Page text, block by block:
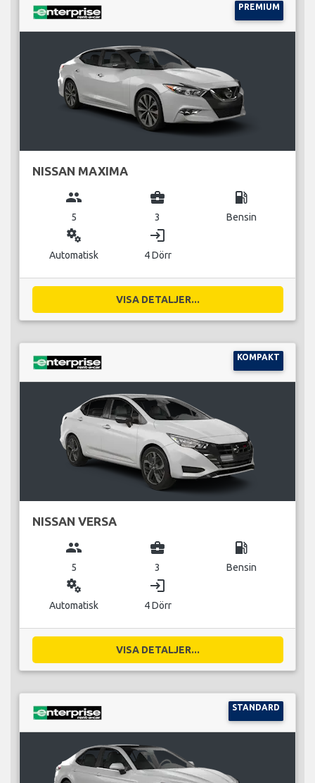
PREMIUM
NISSAN MAXIMA
group
5
business_center
3
local_gas_station
Bensin
miscellaneous_services
Automatisk
login
4 Dörr
VISA DETALJER...
KOMPAKT
NISSAN VERSA
group
5
business_center
3
local_gas_station
Bensin
miscellaneous_services
Automatisk
login
4 Dörr
VISA DETALJER...
STANDARD